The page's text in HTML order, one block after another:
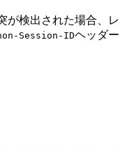
が検出された場合、レ
Session-IDヘッダー